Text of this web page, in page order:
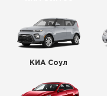
КИА Соул